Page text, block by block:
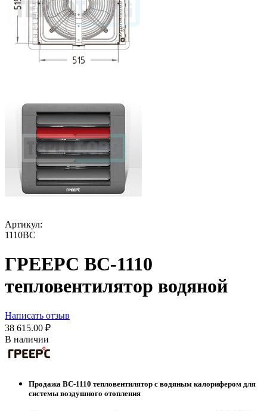
Артикул:
1110ВС
ГРЕЕРС ВС-1110
тепловентилятор водяной
Написать отзыв
38 615.00 ₽
В наличии
Продажа ВС-1110 тепловентилятор с водяным калорифером для
системы воздушного отопления